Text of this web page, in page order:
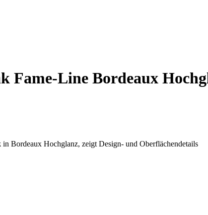
Fame-Line Bordeaux